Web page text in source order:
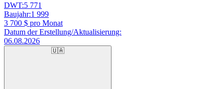
DWT:5 771
Baujahr:1 999
3 700 $ pro Monat
Datum der Erstellung/Aktualisierung:
06.08.2026
🇺🇦